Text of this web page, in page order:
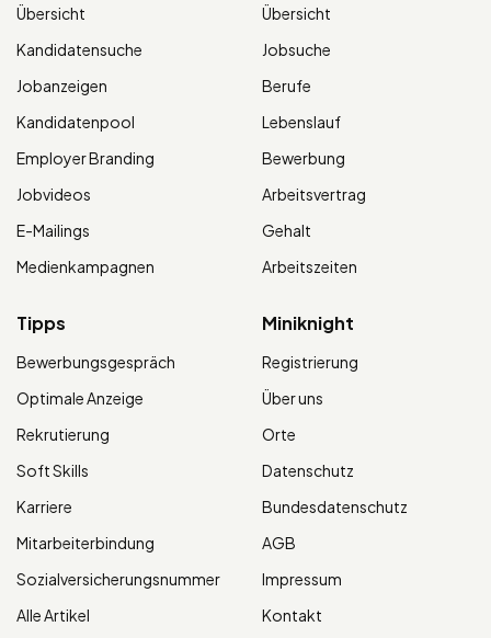
Übersicht
Kandidatensuche
Jobanzeigen
Kandidatenpool
Employer Branding
Jobvideos
E-Mailings
Medienkampagnen
Übersicht
Jobsuche
Berufe
Lebenslauf
Bewerbung
Arbeitsvertrag
Gehalt
Arbeitszeiten
Tipps
Bewerbungsgespräch
Optimale Anzeige
Rekrutierung
Soft Skills
Karriere
Mitarbeiterbindung
Sozialversicherungsnummer
Alle Artikel
Miniknight
Registrierung
Über uns
Orte
Datenschutz
Bundesdatenschutz
AGB
Impressum
Kontakt